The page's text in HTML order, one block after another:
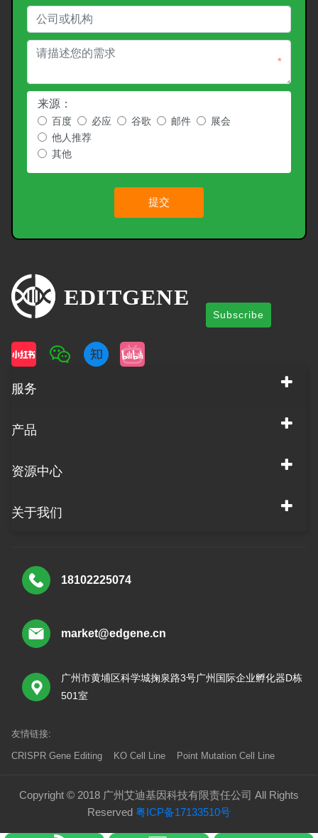
*
来源：
百度 必应 谷歌 邮件
展会
他人推荐
其他
提交
Subscribe
服务
产品
资源中心
关于我们
18102225074
market@edgene.cn
广州市黄埔区科学城掬泉路3号广州国际企业孵化器D栋
501室
友情链接:
CRISPR Gene Editing KO Cell Line Point Mutation Cell Line
Copyright © 2018 广州艾迪基因科技有限责任公司 All Rights
Reserved 粤ICP备17133510号